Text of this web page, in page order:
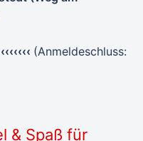
(Anmeldeschluss:
& Spaß für